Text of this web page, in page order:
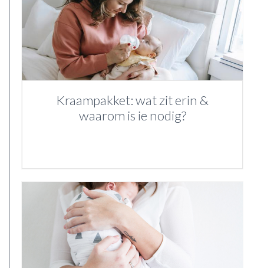
Kraampakket: wat zit erin &
waarom is ie nodig?